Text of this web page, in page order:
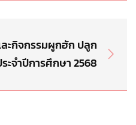
ะกิจกรรมผูกฮัก ปลูก
ะจำปีการศึกษา 2568